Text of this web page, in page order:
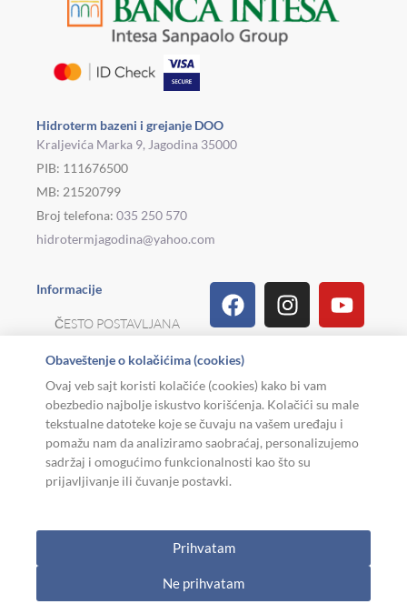
Hidroterm bazeni i grejanje DOO
Kraljevića Marka 9, Jagodina 35000
PIB: 111676500
MB: 21520799
Broj telefona: 035 250 570
hidrotermjagodina@yahoo.com
Informacije
ČESTO POSTAVLJANA
REKLAMACIJE I
POVRAT ROBE
MOJA KARIJERA
USLOVI KORIŠĆENJA
FacebookInstagram
Linkedin
Viber
TiktokPinterest
Copyright © 2026. Hidroterm Jagodina
AKCIJA
Obaveštenje o kolačićima (cookies)
Ovaj veb sajt koristi kolačiće (cookies) kako bi vam
obezbedio najbolje iskustvo korišćenja. Kolačići su male
tekstualne datoteke koje se čuvaju na vašem uređaju i
pomažu nam da analiziramo saobraćaj, personalizujemo
sadržaj i omogućimo funkcionalnosti kao što su
prijavljivanje ili čuvanje postavki.
Prihvatam
Ne prihvatam